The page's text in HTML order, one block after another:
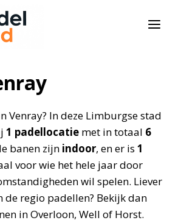
Venray? In deze Limburgse stad
1 padellocatie met in totaal 6
banen zijn indoor, en er is 1
voor wie het hele jaar door
wil spelen. Liever
de regio padellen? Bekijk dan
in Overloon, Well of Horst.